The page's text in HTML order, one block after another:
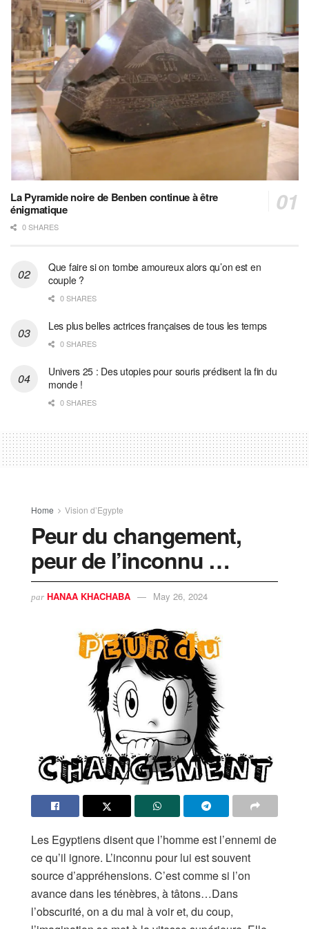
La Pyramide noire de Benben continue à être
énigmatique
0 SHARES
Que faire si on tombe amoureux alors qu’on est en
couple ?
0 SHARES
Les plus belles actrices françaises de tous les temps
0 SHARES
Univers 25 : Des utopies pour souris prédisent la fin du
monde !
0 SHARES
Home Vision d’Egypte
Peur du changement,
peur de l’inconnu …
par HANAA KHACHABA May 26, 2024
Les Egyptiens disent que l’homme est l’ennemi de
ce qu’il ignore. L’inconnu pour lui est souvent
source d’appréhensions. C’est comme si l’on
avance dans les ténèbres, à tâtons…Dans
l’obscurité, on a du mal à voir et, du coup,